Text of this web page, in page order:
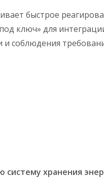
быстрое
ключ» для
соблюдения
систему хранения